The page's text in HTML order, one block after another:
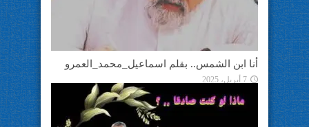
أنا ابن الشمس.. بقلم اسماعيل_محمد_العمرو
7 أبريل، 2025